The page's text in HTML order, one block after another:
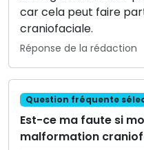
car cela peut faire
craniofaciale.
Réponse de la rédaction
Question fréquente
Est-ce ma faute si
malformation